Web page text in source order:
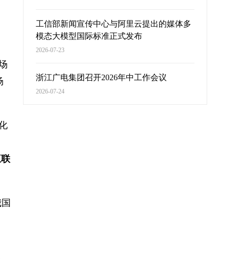
工信部新闻宣传中心与阿里云提出的媒体多
模态大模型国际标准正式发布
2026-07-23
浙江广电集团召开2026年中工作会议
2026-07-24